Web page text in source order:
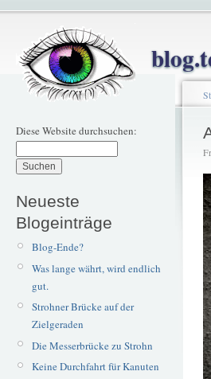
Diese Website durchsuchen:
Neueste
Blogeinträge
Blog-Ende?
Was lange währt, wird endlich
gut.
Strohner Brücke auf der
Zielgeraden
Die Messerbrücke zu Strohn
Keine Durchfahrt für Kanuten